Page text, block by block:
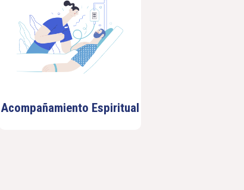
Acompañamiento Espiritual